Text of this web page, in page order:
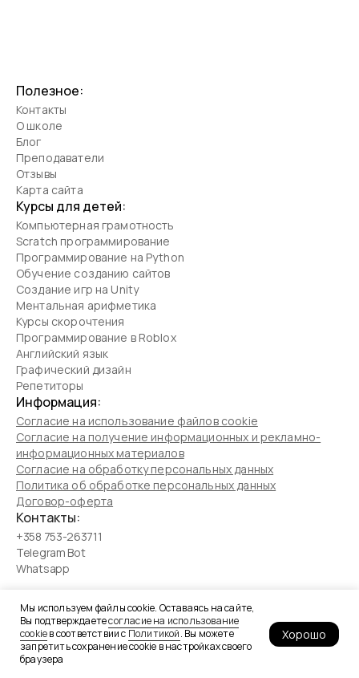
Полезное:
Контакты
О школе
Блог
Преподаватели
Отзывы
Карта сайта
Курсы для детей:
Компьютерная грамотность
Scratch программирование
Программирование на Python
Обучение созданию сайтов
Создание игр на Unity
Ментальная арифметика
Курсы скорочтения
Программирование в Roblox
Английский язык
Графический дизайн
Репетиторы
Информация:
Согласие на использование файлов cookie
Согласие на получение информационных и рекламно-
информационных материалов
Согласие на обработку персональных данных
Политика об обработке персональных данных
Договор-оферта
Контакты:
+358 753-263711
Telegram Bot
Whatsapp
Мы используем файлы cookie. Оставаясь на сайте,
Вы подтверждаетесогласие на использование
cookieв соответствии с Политикой. Вы можете
запретить сохранение cookie в настройках своего
браузера
Хорошо